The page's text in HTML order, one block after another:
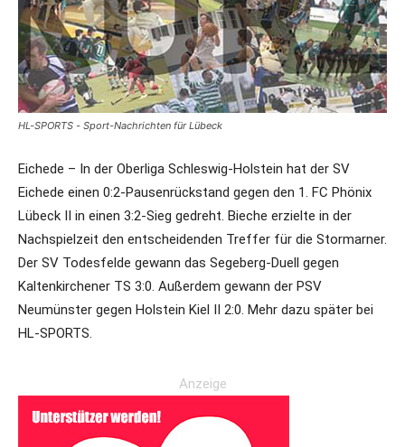
HL-SPORTS - Sport-Nachrichten für Lübeck
Eichede – In der Oberliga Schleswig-Holstein hat der SV
Eichede einen 0:2-Pausenrückstand gegen den 1. FC Phönix
Lübeck II in einen 3:2-Sieg gedreht. Bieche erzielte in der
Nachspielzeit den entscheidenden Treffer für die Stormarner.
Der SV Todesfelde gewann das Segeberg-Duell gegen
Kaltenkirchener TS 3:0. Außerdem gewann der PSV
Neumünster gegen Holstein Kiel II 2:0. Mehr dazu später bei
HL-SPORTS.
Anzeige